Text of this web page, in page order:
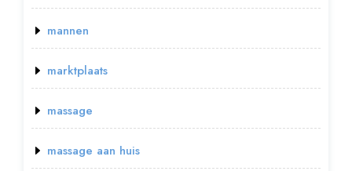
mannen
marktplaats
massage
massage aan huis